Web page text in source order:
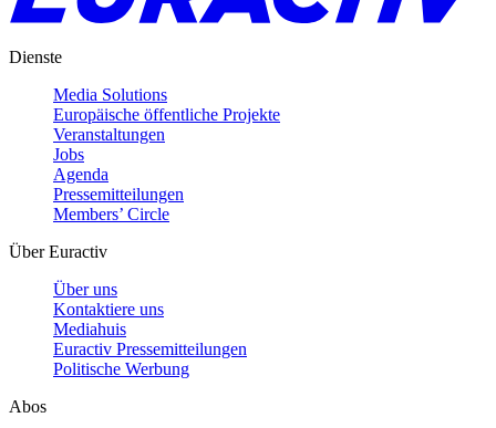
Dienste
Media Solutions
Europäische öffentliche Projekte
Veranstaltungen
Jobs
Agenda
Pressemitteilungen
Members’ Circle
Über Euractiv
Über uns
Kontaktiere uns
Mediahuis
Euractiv Pressemitteilungen
Politische Werbung
Abos